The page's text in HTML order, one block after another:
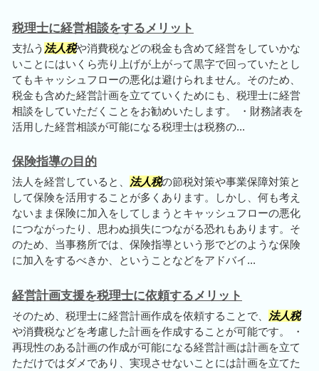
税理士に経営相談をするメリット
支払う 法人税や消費税などの税金も含めて経営をしていかな
いことにはいくら売り上げが上がって黒字で回っていたとし
てもキャッシュフローの悪化は避けられません。そのため、
税金も含めた経営計画を立てていくためにも、税理士に経営
相談をしていただくことをお勧めいたします。 ・財務諸表を
活用した経営相談が可能になる税理士は税務の...
保険指導の目的
法人を経営していると、 法人税の節税対策や事業保障対策と
して保険を活用することが多くあります。しかし、何も考え
ないまま保険に加入をしてしまうとキャッシュフローの悪化
につながったり、思わぬ損失につながる恐れもあります。そ
のため、当事務所では、保険指導という形でどのような保険
に加入をするべきか、ということなどをアドバイ...
経営計画支援を税理士に依頼するメリット
そのため、税理士に経営計画作成を依頼することで、
法人税
や消費税などを考慮した計画を作成することが可能です。 ・
再現性のある計画の作成が可能になる経営計画は計画を立て
ただけではダメであり、実現させないことには計画を立てた